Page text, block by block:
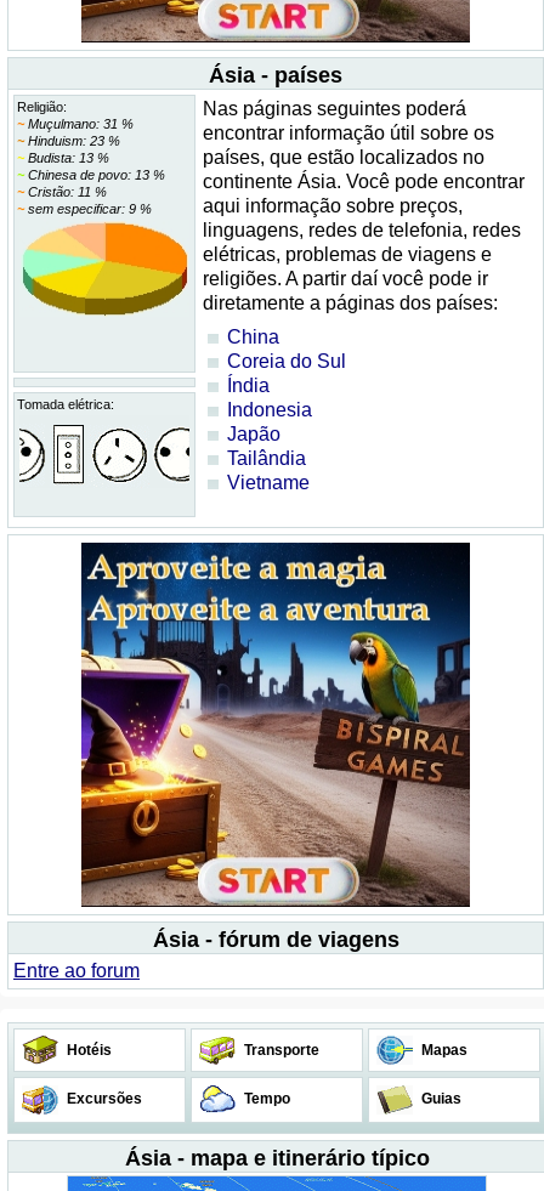
Ásia - países
Religião:
~Muçulmano: 31 %
~Hinduism: 23 %
~Budista: 13 %
~Chinesa de povo: 13 %
~Cristão: 11 %
~sem especificar: 9 %
Nas páginas seguintes poderá
encontrar informação útil sobre os
países, que estão localizados no
continente Ásia. Você pode encontrar
aqui informação sobre preços,
linguagens, redes de telefonia, redes
elétricas, problemas de viagens e
religiões. A partir daí você pode ir
diretamente a páginas dos países:
China
Coreia do Sul
Índia
Indonesia
Japão
Tailândia
Vietname
Tomada elétrica:
Ásia - fórum de viagens
Entre ao forum
Hotéis Transporte Mapas
Excursões Tempo Guias
Ásia - mapa e itinerário típico